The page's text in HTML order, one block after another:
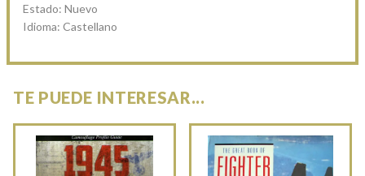
Estado: Nuevo
Idioma: Castellano
TE PUEDE INTERESAR...